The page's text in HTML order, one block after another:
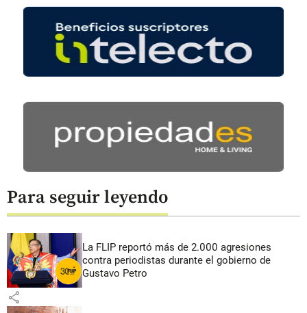
Para seguir leyendo
La FLIP reportó más de 2.000 agresiones
contra periodistas durante el gobierno de
Gustavo Petro
share